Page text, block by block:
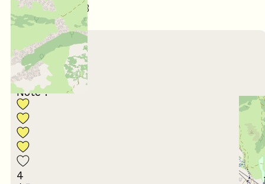
4,33
/ 5
Mars 2025
Thierry
55 à 64 ans
En famille
Note :
4